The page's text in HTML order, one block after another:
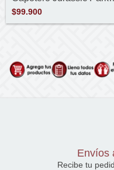
$99.900
Envíos
Recibe tu